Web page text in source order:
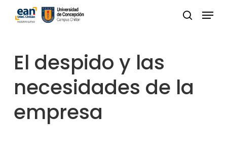
content
buscar
Menu
El despido y las
necesidades de la
empresa